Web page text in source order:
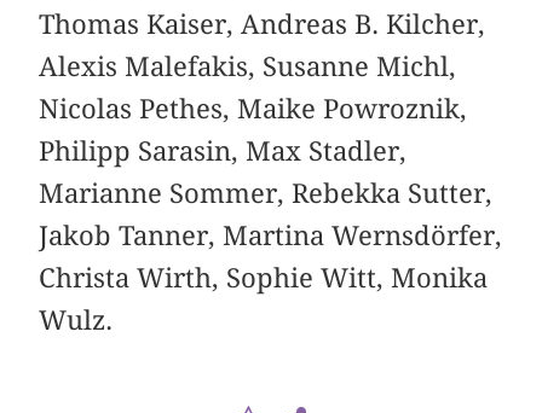
Thomas Kaiser, Andreas B. Kilcher,
Alexis Malefakis, Susanne Michl,
Nicolas Pethes, Maike Powroznik,
Philipp Sarasin, Max Stadler,
Marianne Sommer, Rebekka Sutter,
Jakob Tanner, Martina Wernsdörfer,
Christa Wirth, Sophie Witt, Monika
Wulz.